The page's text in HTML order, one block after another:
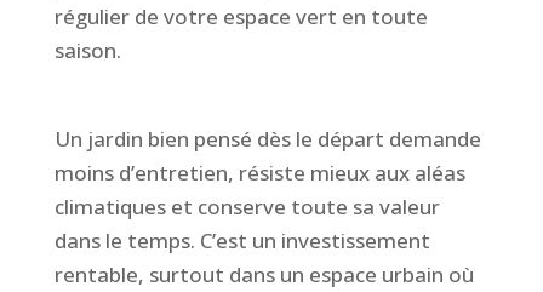
régulier de votre espace vert en toute
saison.
Un jardin bien pensé dès le départ demande
moins d’entretien, résiste mieux aux aléas
climatiques et conserve toute sa valeur
dans le temps. C’est un investissement
rentable, surtout dans un espace urbain où